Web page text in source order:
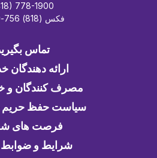
778-1900
فکس (818) 756-6140
تماس
ارائه دهندگان
مصرف کنندگان و
سیاست حفظ
فرصت های
شرایط و ضوابط